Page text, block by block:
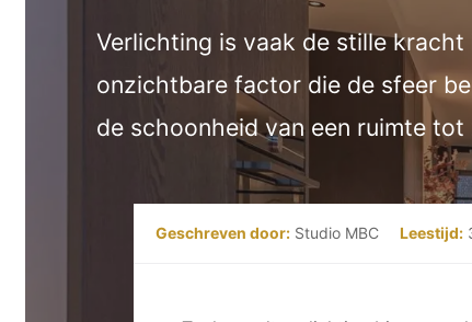
Verlichting is vaak de stille
onzichtbare factor die de sfeer
de schoonheid van een ruimte
Geschreven door: Studio MBC Leestijd: